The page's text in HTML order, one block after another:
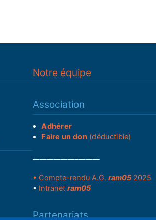
Notre équipe
Association
Adhérer
Faire un don(déductible)
• Compte-rendu A.G. ram052025
• Intranet ram05
Partenariats